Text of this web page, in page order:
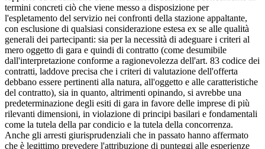
termini concreti ciò che viene messo a disposizione per
l'espletamento del servizio nei confronti della stazione appaltante,
con esclusione di qualsiasi considerazione estesa ex se alle qualità
generali dei partecipanti: sia per la necessità di adeguare i criteri al
mero oggetto di gara e quindi di contratto (come desumibile
dall'interpretazione conforme a ragionevolezza dell'art. 83 codice dei
contratti, laddove precisa che i criteri di valutazione dell'offerta
debbano essere pertinenti alla natura, all'oggetto e alle caratteristiche
del contratto), sia in quanto, altrimenti opinando, si avrebbe una
predeterminazione degli esiti di gara in favore delle imprese di più
rilevanti dimensioni, in violazione di principi basilari e fondamentali
come la tutela della par condicio e la tutela della concorrenza.
Anche gli arresti giurisprudenziali che in passato hanno affermato
che è legittimo prevedere l'attribuzione di punteggi alle esperienze